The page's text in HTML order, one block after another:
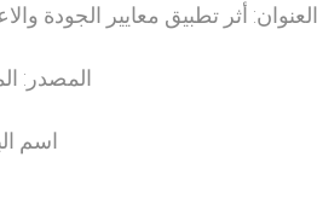
العنوان: أثر تطبيق معايير الجودة
المصدر:
اسم